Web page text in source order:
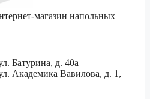
магазин напольных
Батурина, д. 40а
Академика Вавилова, д. 1,